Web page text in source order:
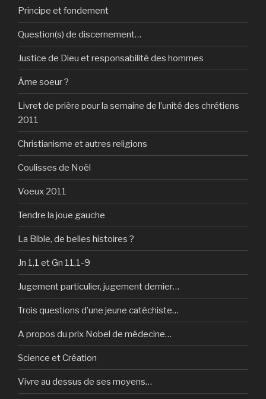
Principe et fondement
Question(s) de discernement…
Justice de Dieu et responsabilité des hommes
Âme soeur ?
Livret de prière pour la semaine de l’unité des chrétiens
2011
Christianisme et autres religions
Coulisses de Noël
Voeux 2011
Tendre la joue gauche
La Bible, de belles histoires ?
Jn 1,1 et Gn 11,1-9
Jugement particulier, jugement dernier…
Trois questions d’une jeune catéchiste…
A propos du prix Nobel de médecine…
Science et Création
Vivre au dessus de ses moyens…